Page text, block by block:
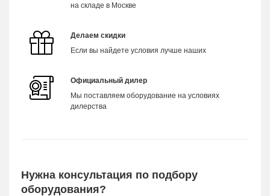
на складе в Москве
Делаем скидки
Если вы найдете условия лучше наших
Официальный дилер
Мы поставляем оборудование на условиях
дилерства
Нужна консультация по подбору
оборудования?